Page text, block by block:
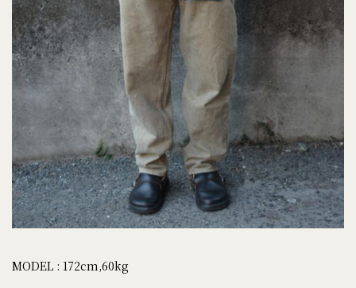
MODEL : 172cm,60kg